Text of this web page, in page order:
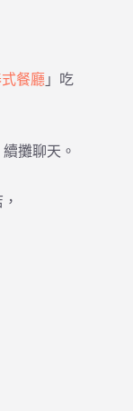
餐廳 」吃
攤聊天。